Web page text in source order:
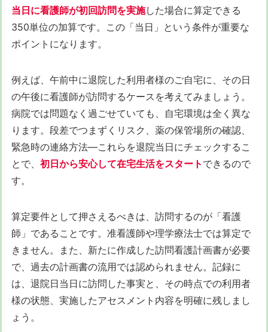
当日に看護師が初回訪問を実施した場合に算定できる
350単位の加算です。この「当日」という条件が重要な
ポイントになります。
例えば、午前中に退院した利用者様のご自宅に、その日
の午後に看護師が訪問するケースを考えてみましょう。
病院では問題なく過ごせていても、自宅環境は全く異な
ります。段差でつまずくリスク、薬の保管場所の確認、
緊急時の連絡方法—これらを退院当日にチェックするこ
とで、 初日から安心して在宅生活をスタート できるので
す。
算定要件として押さえるべきは、訪問するのが「看護
師」であることです。准看護師や理学療法士では算定で
きません。また、新たに作成した訪問看護計画書が必要
で、過去の計画書の流用では認められません。記録に
は、退院日当日に訪問した事実と、その時点での利用者
様の状態、実施したアセスメント内容を明確に残しまし
ょう。